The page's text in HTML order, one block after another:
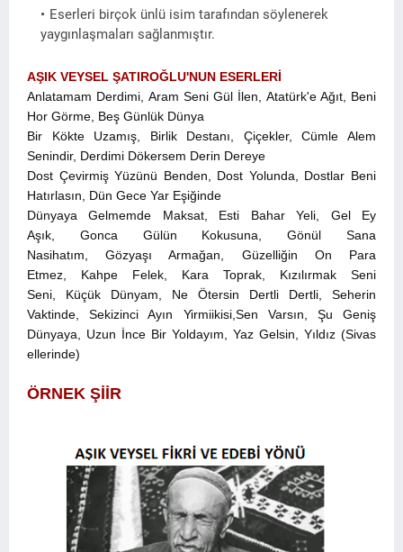
Eserleri birçok ünlü isim tarafından söylenerek
yaygınlaşmaları sağlanmıştır.
AŞIK VEYSEL ŞATIROĞLU'NUN ESERLERİ
Anlatamam Derdimi, Aram Seni Gül İlen, Atatürk'e Ağıt, Beni
Hor Görme, Beş Günlük Dünya
Bir Kökte Uzamış, Birlik Destanı, Çiçekler, Cümle Alem
Senindir, Derdimi Dökersem Derin Dereye
Dost Çevirmiş Yüzünü Benden, Dost Yolunda, Dostlar Beni
Hatırlasın, Dün Gece Yar Eşiğinde
Dünyaya Gelmemde Maksat, Esti Bahar Yeli, Gel Ey
Aşık, Gonca Gülün Kokusuna, Gönül Sana
Nasihatım, Gözyaşı Armağan, Güzelliğin On Para
Etmez, Kahpe Felek, Kara Toprak, Kızılırmak Seni
Seni, Küçük Dünyam, Ne Ötersin Dertli Dertli, Seherin
Vaktinde, Sekizinci Ayın Yirmiikisi,Sen Varsın, Şu Geniş
Dünyaya, Uzun İnce Bir Yoldayım, Yaz Gelsin, Yıldız (Sivas
ellerinde)
ÖRNEK ŞİİR